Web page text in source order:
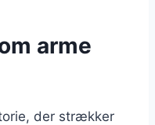
arme
der strækker